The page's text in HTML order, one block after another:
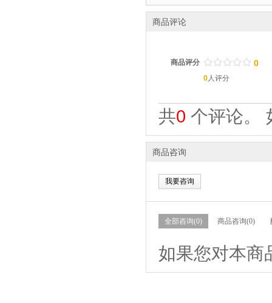
商品评论
商品评分 / / / / /
. . . . . 0
0人评分
共0 个评论。
商品咨询
我要咨询
全部咨询(0) 商品咨询(0)
如果您对本商